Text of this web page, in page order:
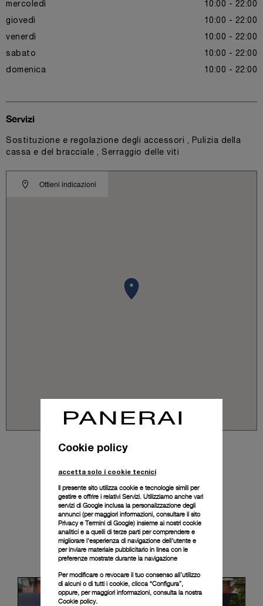
mercoledì 10:00 - 22:00
giovedì 10:00 - 22:00
venerdì 10:00 - 22:00
sabato 10:00 - 22:00
domenica 10:00 - 22:00
Ottieni indicazioni
Servizi
Sostituzione e regolazione degli accessori , Pulizia della
cassa e del bracciale , Serraggio delle viti
News & Events
Cookie policy
accetta solo i cookie tecnici
Il presente sito utilizza cookie e tecnologie simili per
gestire e offrire i relativi Servizi. Utilizziamo anche vari
servizi di Google inclusa la personalizzazione degli
annunci (per maggiori informazioni, consultare il sito
Privacy e Termini di Google) insieme ai nostri cookie
analitici e a quelli di terze parti per comprendere e
migliorare l'esperienza di navigazione dell'utente e
per inviare materiale pubblicitario in linea con le
preferenze mostrate durante la navigazione
Per modificare o revocare il tuo consenso all’utilizzo
di alcuni o di tutti i cookie, clicca “Configura”,
oppure, per maggiori informazioni, consulta la nostra
Cookie policy.